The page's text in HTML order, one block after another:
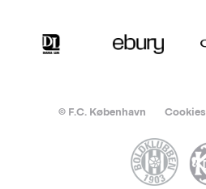
© F.C. København Cookies